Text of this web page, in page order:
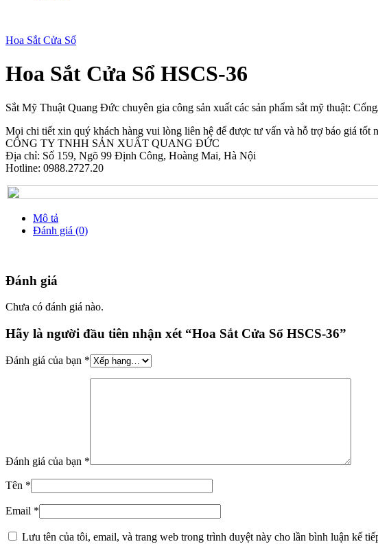
Hoa Sắt Cửa Sổ
Hoa Sắt Cửa Sổ HSCS-36
Sắt Mỹ Thuật Quang Đức chuyên gia công sản xuất các sản phẩm sắt mỹ thuật:
Mọi chi tiết xin quý khách hàng vui lòng liên hệ để được tư vấn và hỗ trợ báo giá tốt
CÔNG TY TNHH SẢN XUẤT QUANG ĐỨC
Địa chỉ: Số 159, Ngõ 99 Định Công, Hoàng Mai, Hà Nội
Hotline: 0988.2727.20
Mô tả
Đánh giá (0)
Đánh giá
Chưa có đánh giá nào.
Hãy là người đầu tiên nhận xét “Hoa Sắt Cửa Sổ HSCS-36”
Đánh giá của bạn *
Đánh giá của bạn *
Tên *
Email *
Lưu tên của tôi, email, và trang web trong trình duyệt này cho lần bình luận kế